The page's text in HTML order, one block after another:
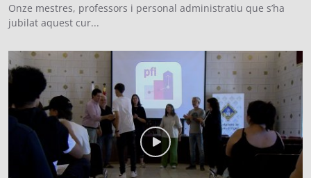
Onze mestres, professors i personal administratiu que s’ha
jubilat aquest cur...